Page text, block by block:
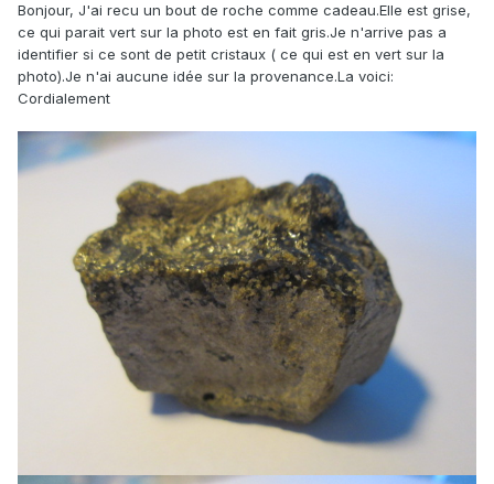
Bonjour, J'ai recu un bout de roche comme cadeau.Elle est grise,
ce qui parait vert sur la photo est en fait gris.Je n'arrive pas a
identifier si ce sont de petit cristaux ( ce qui est en vert sur la
photo).Je n'ai aucune idée sur la provenance.La voici:
Cordialement